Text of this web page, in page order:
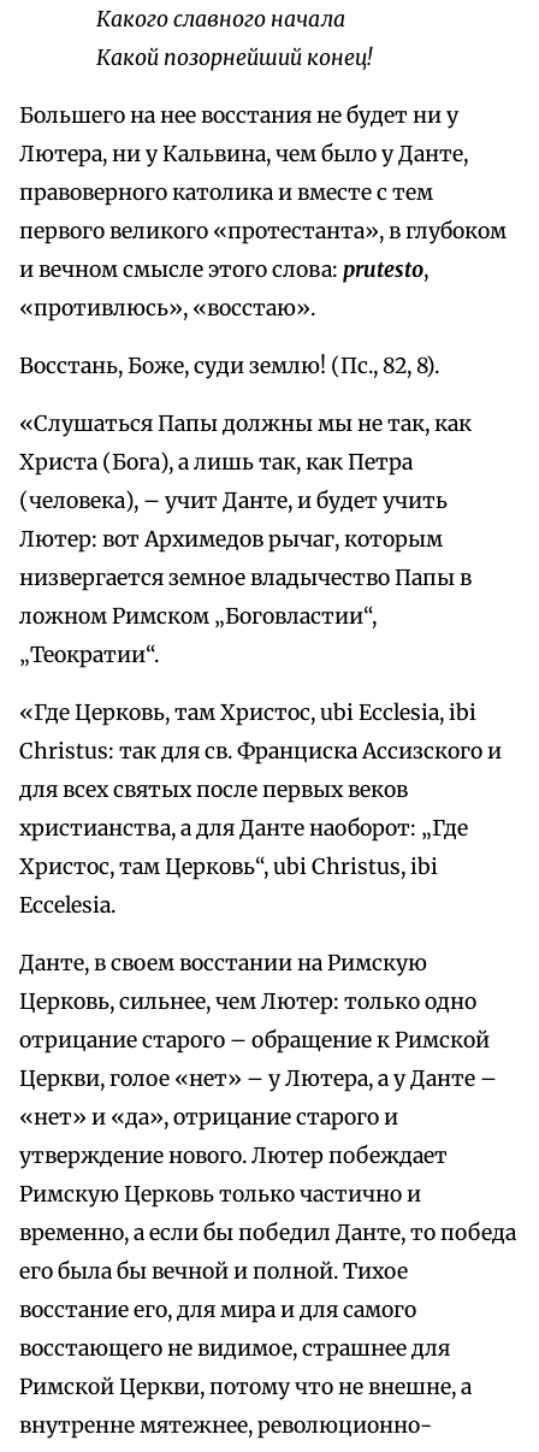
Какого славного начала
Какой позорнейший конец!
Большего на нее восстания не будет ни у
Лютера, ни у Кальвина, чем было у Данте,
правоверного католика и вместе с тем
первого великого «протестанта», в глубоком
и вечном смысле этого слова: prutesto,
«противлюсь», «восстаю».
Восстань, Боже, суди землю! (Пс., 82, 8).
«Слушаться Папы должны мы не так, как
Христа (Бога), а лишь так, как Петра
(человека), – учит Данте, и будет учить
Лютер: вот Архимедов рычаг, которым
низвергается земное владычество Папы в
ложном Римском „Боговластии“,
„Теократии“.
«Где Церковь, там Христос, ubi Ecclesia, ibi
Christus: так для св. Франциска Ассизского и
для всех святых после первых веков
христианства, а для Данте наоборот: „Где
Христос, там Церковь“, ubi Christus, ibi
Eccelesia.
Данте, в своем восстании на Римскую
Церковь, сильнее, чем Лютер: только одно
отрицание старого – обращение к Римской
Церкви, голое «нет» – у Лютера, а у Данте –
«нет» и «да», отрицание старого и
утверждение нового. Лютер побеждает
Римскую Церковь только частично и
временно, а если бы победил Данте, то победа
его была бы вечной и полной. Тихое
восстание его, для мира и для самого
восстающего не видимое, страшнее для
Римской Церкви, потому что не внешне, а
внутренне мятежнее, революционно-